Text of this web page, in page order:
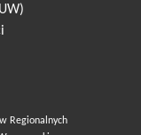
Regionalnych